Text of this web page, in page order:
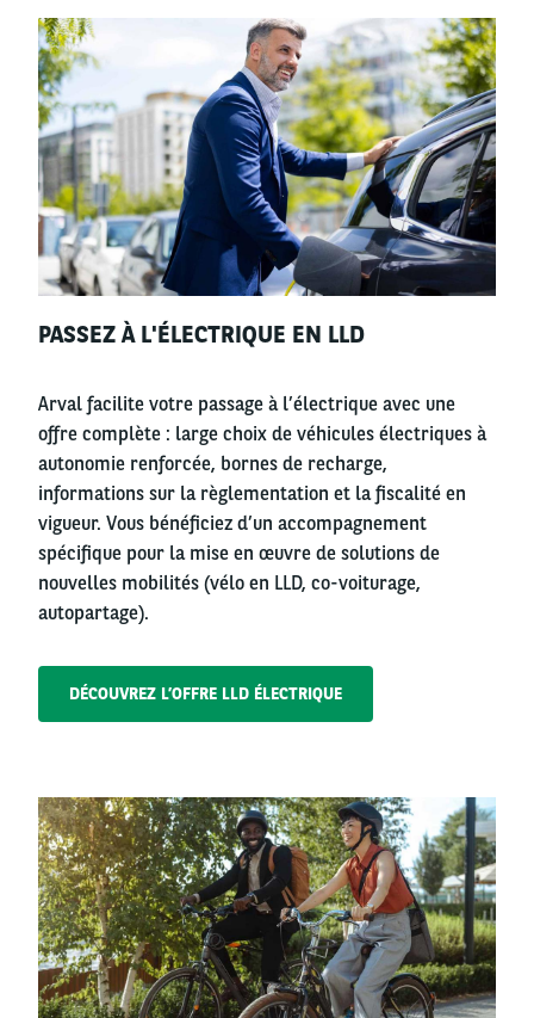
Left
column
column
PASSEZ À L'ÉLECTRIQUE EN LLD
Arval facilite votre passage à l’électrique avec une
offre complète : large choix de véhicules électriques à
autonomie renforcée, bornes de recharge,
informations sur la règlementation et la fiscalité en
vigueur. Vous bénéficiez d’un accompagnement
spécifique pour la mise en œuvre de solutions de
nouvelles mobilités (vélo en LLD, co-voiturage,
autopartage).
DÉCOUVREZ L’OFFRE LLD ÉLECTRIQUE
Left
column